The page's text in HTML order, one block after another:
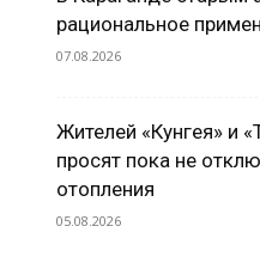
рациональное
07.08.2026
Жителей «Кунгея» и
просят пока не
отопления
05.08.2026